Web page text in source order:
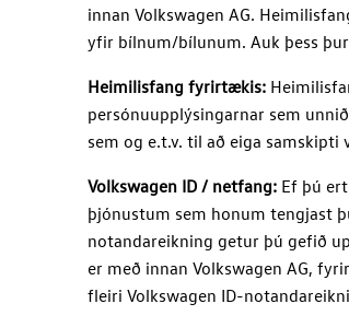
innan Volkswagen AG.
yfir bílnum/bílunum. Auk þess
Heimilisfang fyrirtækis:
persónuupplýsingarnar sem
sem og e.t.v. til að eiga
Volkswagen ID / netfang: Ef þú
þjónustum sem honum tengjast
notandareikning getur þú gefið
er með innan Volkswagen AG,
fleiri Volkswagen ID-